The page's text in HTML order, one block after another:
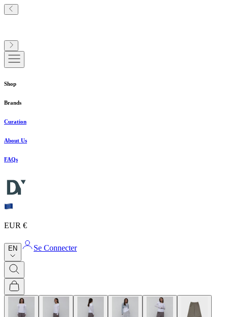
Shop
Brands
Curation
About Us
FAQs
EUR €
EN Se Connecter